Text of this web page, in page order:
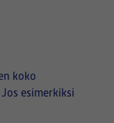
koko
esimerkiksi